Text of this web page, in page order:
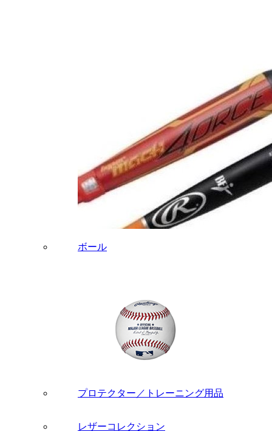
ボール
プロテクター／トレーニング用品
レザーコレクション